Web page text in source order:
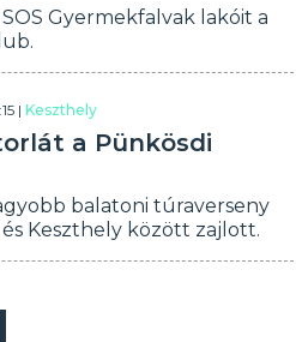
Gyermekfalvak lakóit a
|Keszthely
a Pünkösdi
balatoni túraverseny
Keszthely között zajlott.